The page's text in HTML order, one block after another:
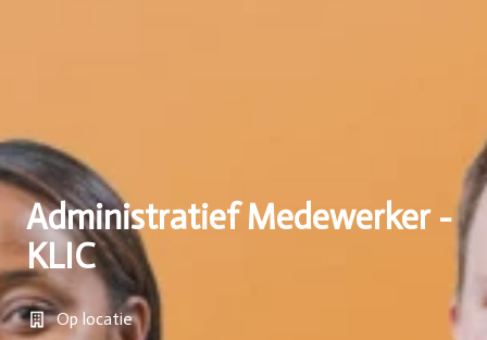
Administratief Medewerker -
KLIC
Op locatie